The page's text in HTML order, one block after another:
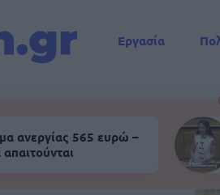
Εργασία
ανεργίας 565 ευρώ –